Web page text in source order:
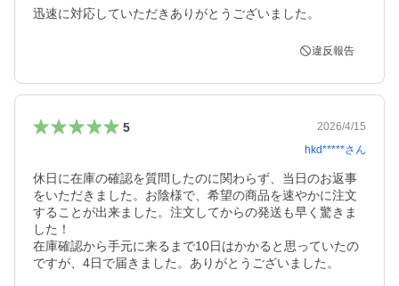
迅速に対応していただきありがとうございました。
違反報告
5
2026/4/15
hkd*****さん
休日に在庫の確認を質問したのに関わらず、当日のお返事
をいただきました。お陰様で、希望の商品を速やかに注文
することが出来ました。注文してからの発送も早く驚きま
した！
在庫確認から手元に来るまで10日はかかると思っていたの
ですが、4日で届きました。ありがとうございました。